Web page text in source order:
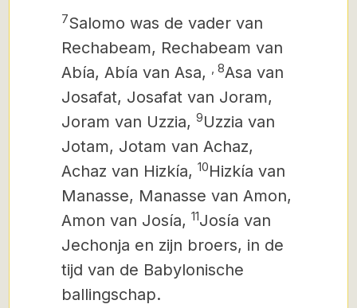
7Salomo was de vader van
Rechabeam, Rechabeam van
Abía, Abía van Asa,
8Asa van
Josafat, Josafat van Joram,
Joram van Uzzia, 9Uzzia van
Jotam, Jotam van Achaz,
Achaz van Hizkía, 10Hizkía van
Manasse, Manasse van Amon,
Amon van Josía, 11Josía van
Jechonja en zijn broers, in de
tijd van de Babylonische
ballingschap.